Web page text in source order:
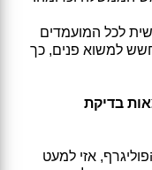
לכל המועמדים
למשוא פנים, כך
בדיקת
אזי למעט